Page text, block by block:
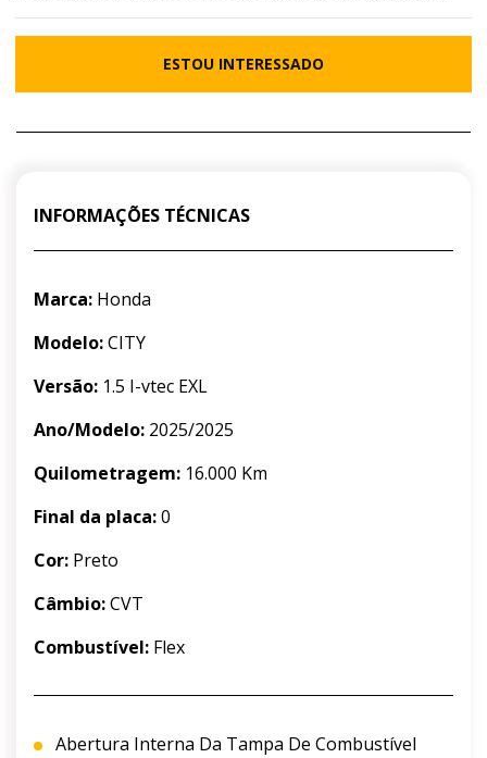
ESTOU INTERESSADO
INFORMAÇÕES TÉCNICAS
Marca: Honda
Modelo:CITY
Versão: 1.5 I-vtec EXL
Ano/Modelo: 2025/2025
Quilometragem: 16.000 Km
Final da placa:0
Cor: Preto
Câmbio:CVT
Combustível: Flex
Abertura Interna Da Tampa De Combustível